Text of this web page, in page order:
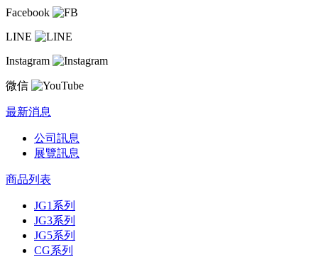
Facebook
LINE
Instagram
微信
最新消息
公司訊息
展覽訊息
商品列表
JG1系列
JG3系列
JG5系列
CG系列